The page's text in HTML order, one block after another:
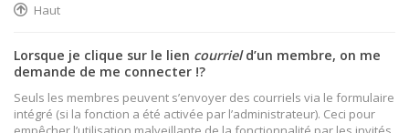
Haut
Lorsque je clique sur le lien courrield’un membre, on me
demande de me connecter !?
Seuls les membres peuvent s’envoyer des courriels via le formulaire
intégré (si la fonction a été activée par l’administrateur). Ceci pour